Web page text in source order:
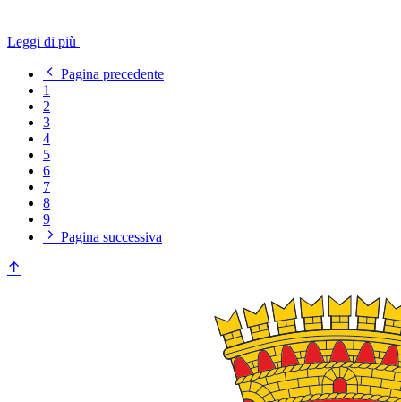
Leggi di più
Pagina precedente
1
2
3
4
5
6
7
8
9
Pagina successiva